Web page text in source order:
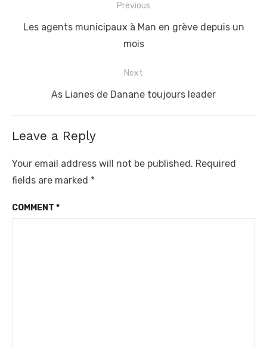
navigation
Previous
Previous
Les agents municipaux à Man en grève depuis un
mois
Next
Next
As Lianes de Danane toujours leader
Leave a Reply
Your email address will not be published. Required
fields are marked *
COMMENT *